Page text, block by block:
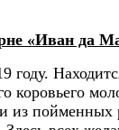
«Иван да
году.